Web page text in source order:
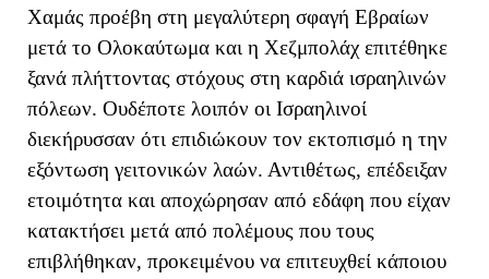
Χαμάς προέβη στη μεγαλύτερη σφαγή Εβραίων
μετά το Ολοκαύτωμα και η Χεζμπολάχ επιτέθηκε
ξανά πλήττοντας στόχους στη καρδιά ισραηλινών
πόλεων. Ουδέποτε λοιπόν οι Ισραηλινοί
διεκήρυσσαν ότι επιδιώκουν τον εκτοπισμό η την
εξόντωση γειτονικών λαών. Αντιθέτως, επέδειξαν
ετοιμότητα και αποχώρησαν από εδάφη που είχαν
κατακτήσει μετά από πολέμους που τους
επιβλήθηκαν, προκειμένου να επιτευχθεί κάποιου